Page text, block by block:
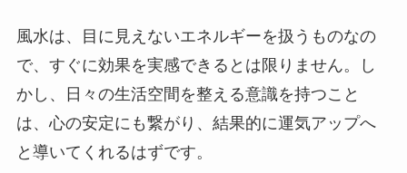
風水は、目に見えないエネルギーを扱うものなの
で、すぐに効果を実感できるとは限りません。し
かし、日々の生活空間を整える意識を持つこと
は、心の安定にも繋がり、結果的に運気アップへ
と導いてくれるはずです。